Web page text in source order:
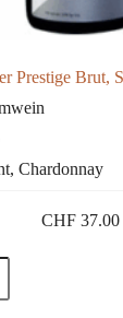
Prestige Brut,
Chardonnay
CHF 37.00